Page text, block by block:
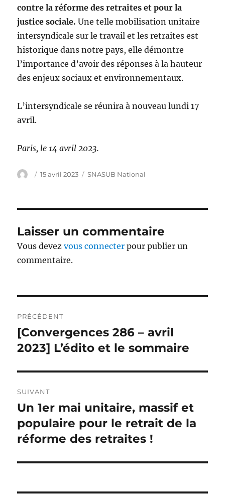
contre la réforme des retraites et pour la
justice sociale. Une telle mobilisation unitaire
intersyndicale sur le travail et les retraites est
historique dans notre pays, elle démontre
l’importance d’avoir des réponses à la hauteur
des enjeux sociaux et environnementaux.
L’intersyndicale se réunira à nouveau lundi 17
avril.
Paris, le 14 avril 2023.
Auteur
Publié
15 avril 2023 Catégories
SNASUB National
Laisser un commentaire
Vous devezvous connecter pour publier un
commentaire.
de
l’article
PRÉCÉDENT
Publication
précédente :
[Convergences 286 – avril
2023] L’édito et le sommaire
SUIVANT
Publication
suivante :
Un 1er mai unitaire, massif et
populaire pour le retrait de la
réforme des retraites !